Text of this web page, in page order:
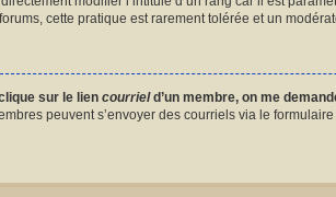
cette pratique est rarement tolérée et un
sur le lien courrield’un membre, on me
peuvent s’envoyer des courriels via le